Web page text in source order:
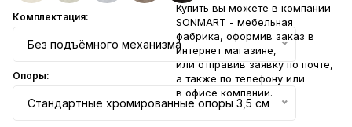
Комплектация:
Без подъёмного механизма
Опоры:
Стандартные хромированные опоры 3,5 см
Купить вы можете в компании
SONMART - мебельная
фабрика, оформив заказ в
интернет магазине,
или отправив заявку по почте,
а также по телефону или
в офисе компании.